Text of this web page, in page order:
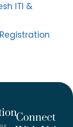
ITI &
Connect